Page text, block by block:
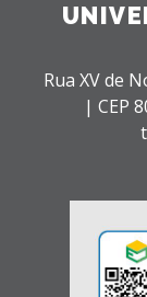
Rua XV de
| CEP